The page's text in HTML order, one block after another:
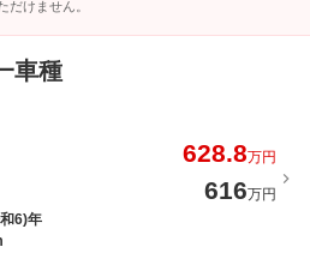
だけません。
車種
628.8万円
616万円
6)年